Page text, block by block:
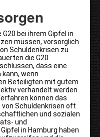
bei ihrem Gipfel in
müssen, vorsorglich
Schuldenkrisen zu
die G20
dass eine
wenn
Beteiligten mit gutem
verhandelt werden
können das
Schuldenkrisen oft
und sozialen
und
in Hamburg haben